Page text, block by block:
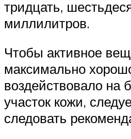
тридцать,
миллилитров.
Чтобы активное
максимально
воздействовало на
участок кожи,
следовать